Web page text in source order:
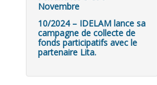
Novembre
10/2024 – IDELAM lance sa
campagne de collecte de
fonds participatifs avec le
partenaire Lita.